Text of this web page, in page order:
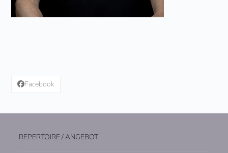
Facebook
REPERTOIRE / ANGEBOT